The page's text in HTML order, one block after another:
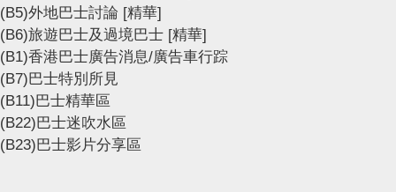
(B5)外地巴士討論 [精華]
(B6)旅遊巴士及過境巴士 [精華]
(B1)香港巴士廣告消息/廣告車行踪
(B7)巴士特別所見
(B11)巴士精華區
(B22)巴士迷吹水區
(B23)巴士影片分享區